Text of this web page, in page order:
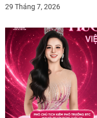
29 Tháng 7, 2026